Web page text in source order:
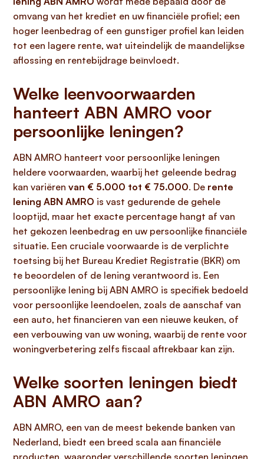
omvang van het krediet en uw financiële profiel; een
hoger leenbedrag of een gunstiger profiel kan leiden
tot een lagere rente, wat uiteindelijk de maandelijkse
aflossing en rentebijdrage beïnvloedt.
Welke leenvoorwaarden
hanteert ABN AMRO voor
persoonlijke leningen?
ABN AMRO hanteert voor persoonlijke leningen
heldere voorwaarden, waarbij het geleende bedrag
kan variëren van € 5.000 tot € 75.000. De rente
lening ABN AMRO is vast gedurende de gehele
looptijd, maar het exacte percentage hangt af van
het gekozen leenbedrag en uw persoonlijke financiële
situatie. Een cruciale voorwaarde is de verplichte
toetsing bij het Bureau Krediet Registratie (BKR) om
te beoordelen of de lening verantwoord is. Een
persoonlijke lening bij ABN AMRO is specifiek bedoeld
voor persoonlijke leendoelen, zoals de aanschaf van
een auto, het financieren van een nieuwe keuken, of
een verbouwing van uw woning, waarbij de rente voor
woningverbetering zelfs fiscaal aftrekbaar kan zijn.
Welke soorten leningen biedt
ABN AMRO aan?
ABN AMRO, een van de meest bekende banken van
Nederland, biedt een breed scala aan financiële
producten, waaronder verschillende soorten leningen